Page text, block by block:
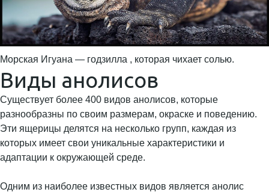
Морская Игуана — годзилла , которая чихает солью.
Виды анолисов
Существует более 400 видов анолисов, которые
разнообразны по своим размерам, окраске и поведению.
Эти ящерицы делятся на несколько групп, каждая из
которых имеет свои уникальные характеристики и
адаптации к окружающей среде.
Одним из наиболее известных видов является анолис